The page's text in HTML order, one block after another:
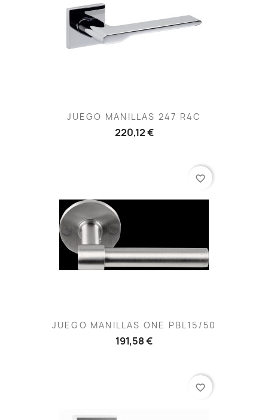
JUEGO MANILLAS 247 R4C
220,12 €
JUEGO MANILLAS ONE PBL15/50
191,58 €
favorite_border
favorite_border